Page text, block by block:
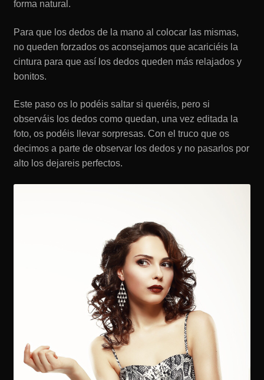
forma natural.
Para que los dedos de la mano al colocar las mismas,
no queden forzados os aconsejamos que acariciéis la
cintura para que así los dedos queden más relajados y
bonitos.
Este paso os lo podéis saltar si queréis, pero si
observáis los dedos como quedan, una vez editada la
foto, os podéis llevar sorpresas. Con el truco que os
decimos a parte de observar los dedos y no pasarlos por
alto los dejareis perfectos.